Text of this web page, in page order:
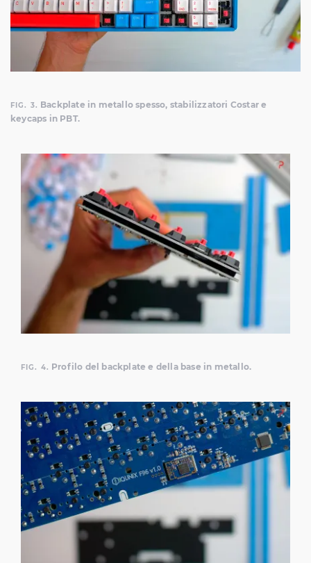
FIG. 3. Backplate in metallo spesso, stabilizzatori Costar e
keycaps in PBT.
FIG. 4. Profilo del backplate e della base in metallo.